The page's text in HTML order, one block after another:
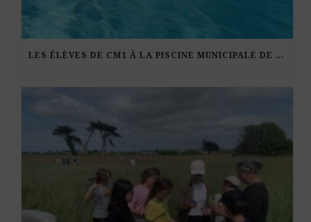
LES ÉLÈVES DE CM1 À LA PISCINE MUNICIPALE DE KERDURAND